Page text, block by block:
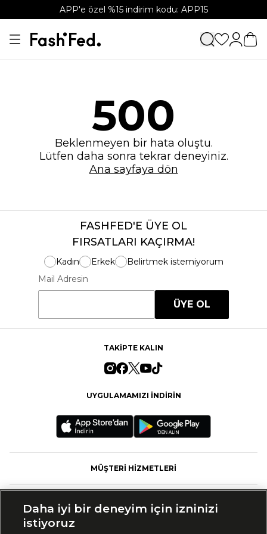
APP'e özel %15 indirim kodu: APP15
500
Beklenmeyen bir hata oluştu.
Lütfen daha sonra tekrar deneyiniz.
Ana sayfaya dön
FASHFED'E ÜYE OL
FIRSATLARI KAÇIRMA!
Kadın Erkek
Belirtmek istemiyorum
Mail Adresin
ÜYE OL
TAKİPTE KALIN
UYGULAMAMIZI İNDİRİN
MÜŞTERİ HİZMETLERİ
Daha iyi bir deneyim için izninizi
istiyoruz